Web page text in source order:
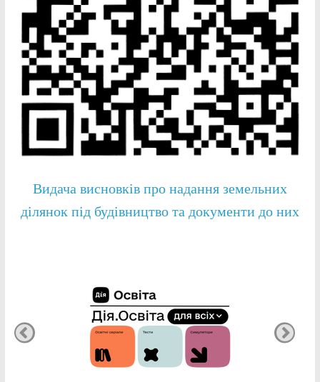
Видача висновків про надання земельних
ділянок під будівництво та документи до них